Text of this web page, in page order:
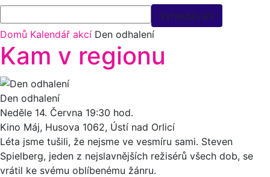
Domů Kalendář akcí Den odhalení
Kam v regionu
Den odhalení
Neděle 14. Června 19:30 hod.
Kino Máj, Husova 1062, Ústí nad Orlicí
Léta jsme tušili, že nejsme ve vesmíru sami. Steven
Spielberg, jeden z nejslavnějších režisérů všech dob, se
vrátil ke svému oblíbenému žánru.